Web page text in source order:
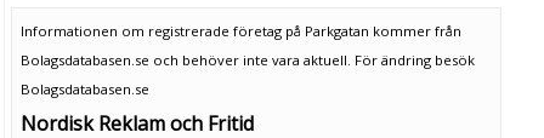
Informationen om registrerade företag på Parkgatan kommer från
Bolagsdatabasen.se och behöver inte vara aktuell. För ändring besök
Bolagsdatabasen.se
Nordisk Reklam och Fritid